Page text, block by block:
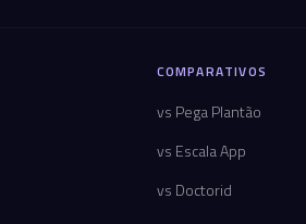
COMPARATIVOS
vs Pega Plantão
vs Escala App
vs Doctorid